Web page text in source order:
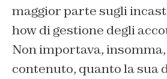
maggior parte sugli
how di gestione degli
Non importava,
contenuto, quanto la sua